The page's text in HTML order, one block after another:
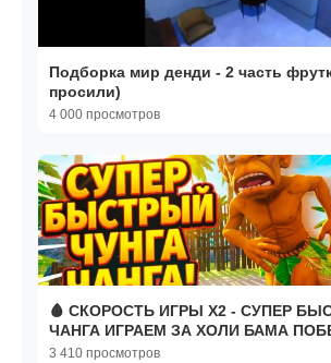
Подборка мир денди - 2 часть
просили)
4 000 просмотров
🩸 СКОРОСТЬ ИГРЫ X2 - СУПЕР
ЧАНГА ИГРАЕМ ЗА ХОЛИ БАМА
ЧАНГИ ПРОХОЖДЕНИЕ
3 410 просмотров